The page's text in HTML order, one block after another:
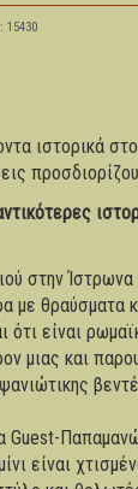
15430
ιστορικά
στην Ίστρωνα
με θραύσματα
ότι είναι
μιας και
Guest-
είναι